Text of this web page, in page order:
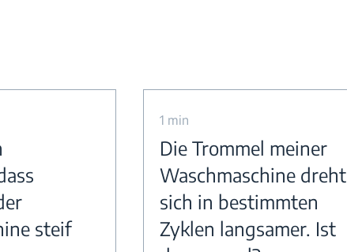
steif
1 min
Die Trommel meiner
Waschmaschine dreht
sich in bestimmten
Zyklen langsamer. Ist